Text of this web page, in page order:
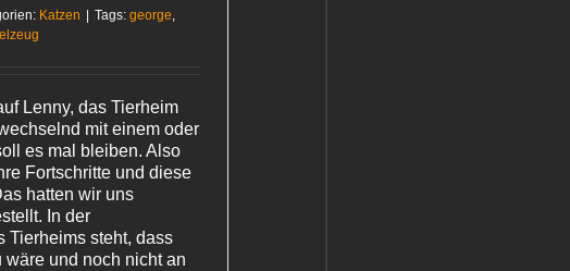
Katzen Tags: george,
Lenny, das Tierheim
mit einem oder
es mal bleiben. Also
Fortschritte und diese
hatten wir uns
In der
Tierheims steht, dass
wäre und noch nicht an